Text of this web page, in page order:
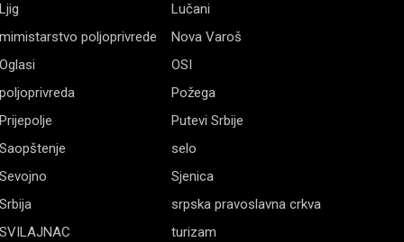
Ljig
Lučani
mimistarstvo poljoprivrede
Nova Varoš
Oglasi
OSI
poljoprivreda
Požega
Prijepolje
Putevi Srbije
Saopštenje
selo
Sevojno
Sjenica
Srbija
srpska pravoslavna crkva
SVILAJNAC
turizam